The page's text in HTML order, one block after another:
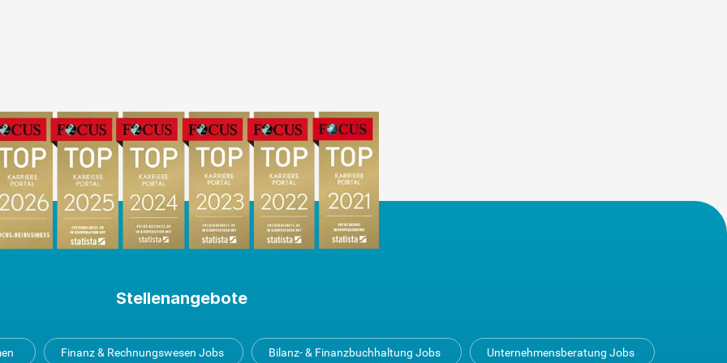
Stellenangebote
Finanz & Rechnungswesen Jobs Bilanz- & Finanzbuchhaltung Jobs Unternehmensberatung Jobs